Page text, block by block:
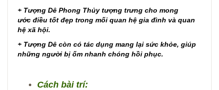
+ Tượng Dê Phong Thủy tượng trưng cho mong
ước điều tốt đẹp trong mối quan hệ gia đình và quan
hệ xã hội.
+ Tượng Dê còn có tác dụng mang lại sức khỏe, giúp
những người bị ốm nhanh chóng hồi phục.
Cách bài trí: